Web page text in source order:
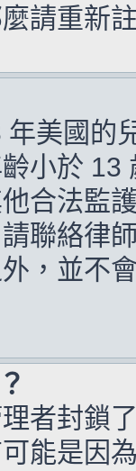
請重新
美國的
小於 13
合法監
聯絡律
，並不
者封鎖
能是因